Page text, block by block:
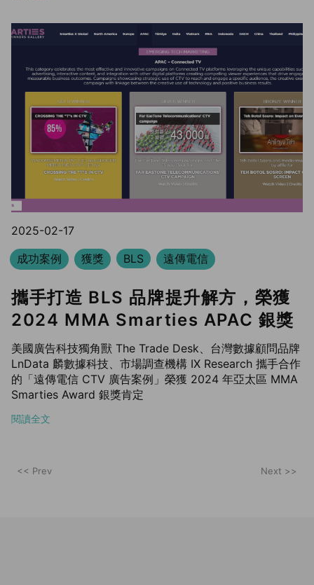
2025-02-17
成功案例
獲獎 BLS 遠傳電信
攜手打造 BLS 品牌提升解方，榮獲
2024 MMA Smarties APAC 銀獎
美國廣告科技獨角獸 The Trade Desk、台灣數據顧問品牌
LnData 麟數據科技、市場調查機構 IX Research 攜手合作
的「遠傳電信 CTV 廣告案例」榮獲 2024 年亞太區 MMA
Smarties Award 銀獎肯定
閱讀全文
<< Prev Next >>